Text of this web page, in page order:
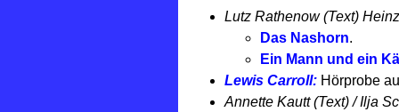
Lutz Rathenow (Text)
Das Nashorn.
Ein Mann und ein
Lewis Carroll: Hörprobe
Annette Kautt (Text) / Ilja